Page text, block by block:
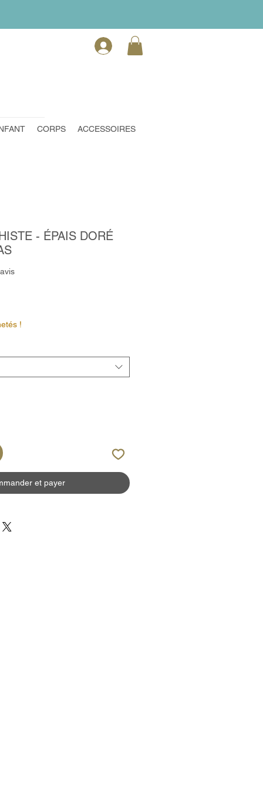
CORPS ACCESSOIRES
- ÉPAIS DORÉ
cinq étoiles selon 1 avis
!
et payer